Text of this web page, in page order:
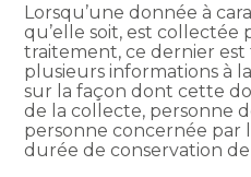
Lorsqu’une donnée à
qu’elle soit, est collectée
traitement, ce dernier
plusieurs informations à
sur la façon dont cette
de la collecte, personne
personne concernée par
durée de conservation